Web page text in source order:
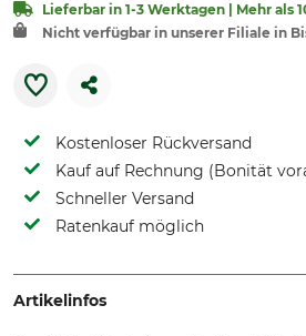
Lieferbar in 1-3 Werktagen | Mehr als
Nicht verfügbar in unserer Filiale in
Kostenloser Rückversand
Kauf auf Rechnung (Bonität
Schneller Versand
Ratenkauf möglich
Artikelinfos